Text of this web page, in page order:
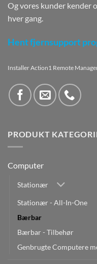
Og vores kunder kender
hver gang.
Hent fjernsupport
Installer Action1 Remote
PRODUKT
Computer
Stationær
Stationær - All-In-One
Bærbar
Bærbar - Tilbehør
Genbrugte Computere